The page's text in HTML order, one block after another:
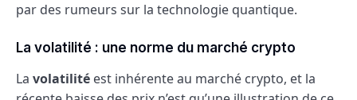
par des rumeurs sur la technologie quantique.
La volatilité : une norme du marché crypto
La volatilité est inhérente au marché crypto, et la